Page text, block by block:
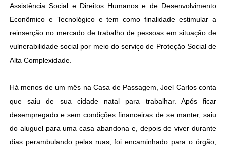
Assistência Social e Direitos Humanos e de Desenvolvimento
Econômico e Tecnológico e tem como finalidade estimular a
reinserção no mercado de trabalho de pessoas em situação de
vulnerabilidade social por meio do serviço de Proteção Social de
Alta Complexidade.
Há menos de um mês na Casa de Passagem, Joel Carlos conta
que saiu de sua cidade natal para trabalhar. Após ficar
desempregado e sem condições financeiras de se manter, saiu
do aluguel para uma casa abandona e, depois de viver durante
dias perambulando pelas ruas, foi encaminhado para o órgão,